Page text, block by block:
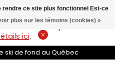
de plus de 74$*.
ici.
ski de fond au Québec
ce site plus fonctionnel Est-ce
plus sur les témoins (cookies) »